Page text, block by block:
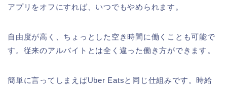
アプリをオフにすれば、いつでもやめられます。
自由度が高く、ちょっとした空き時間に働くことも可能で
す。従来のアルバイトとは全く違った働き方ができます。
簡単に言ってしまえばUber Eatsと同じ仕組みです。時給